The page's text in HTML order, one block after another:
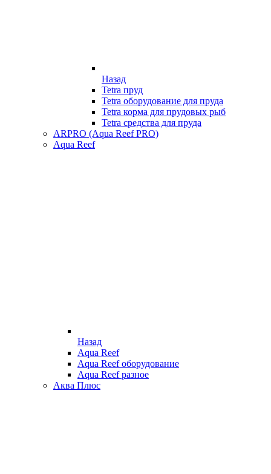
Назад
Tetra пруд
Tetra оборудование для пруда
Tetra корма для прудовых рыб
Tetra средства для пруда
ARPRO (Aqua Reef PRO)
Aqua Reef
Назад
Aqua Reef
Aqua Reef оборудование
Aqua Reef разное
Аква Плюс